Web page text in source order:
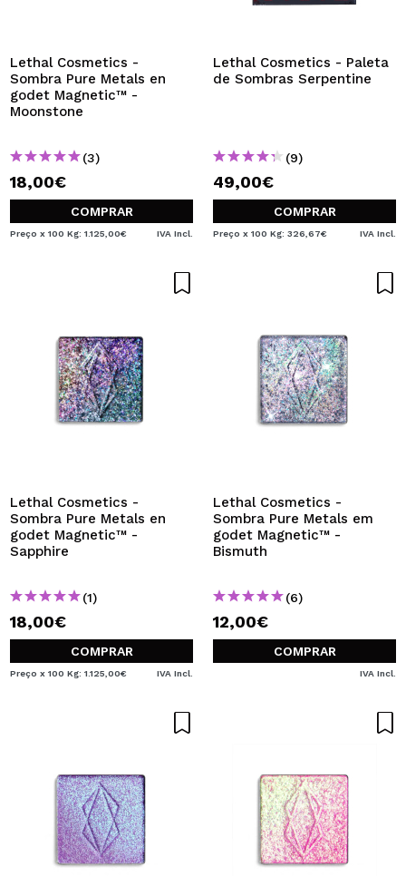
Lethal Cosmetics -
Sombra Pure Metals en
godet Magnetic™ -
Moonstone
(3)
18,00€
COMPRAR
Preço x 100 Kg: 1.125,00€ IVA Incl.
Lethal Cosmetics - Paleta
de Sombras Serpentine
(9)
49,00€
COMPRAR
Preço x 100 Kg: 326,67€ IVA Incl.
Lethal Cosmetics -
Sombra Pure Metals en
godet Magnetic™ -
Sapphire
(1)
18,00€
COMPRAR
Preço x 100 Kg: 1.125,00€ IVA Incl.
Lethal Cosmetics -
Sombra Pure Metals em
godet Magnetic™ -
Bismuth
(6)
12,00€
COMPRAR
IVA Incl.